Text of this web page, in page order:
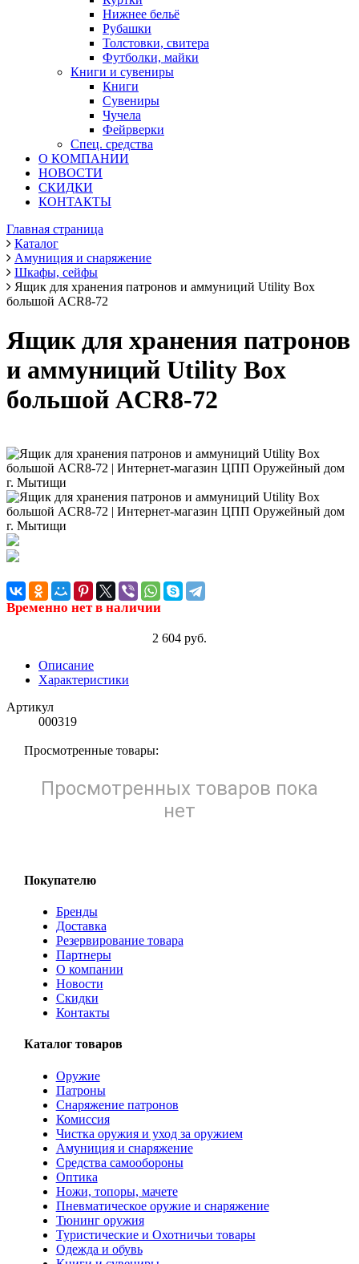
Нижнее бельё
Рубашки
Толстовки, свитера
Футболки, майки
Книги и сувениры
Книги
Сувениры
Чучела
Фейрверки
Спец. средства
О КОМПАНИИ
НОВОСТИ
СКИДКИ
КОНТАКТЫ
Главная страница
Каталог
Амуниция и снаряжение
Шкафы, сейфы
Ящик для хранения патронов и аммуниций Utility Box
большой ACR8-72
Ящик для хранения патронов
и аммуниций Utility Box
большой ACR8-72
Временно нет в наличии
2 604 руб.
Описание
Характеристики
Артикул
000319
Просмотренные товары:
Просмотренных товаров пока
нет
Покупателю
Бренды
Доставка
Резервирование товара
Партнеры
О компании
Новости
Скидки
Контакты
Каталог товаров
Оружие
Патроны
Снаряжение патронов
Комиссия
Чистка оружия и уход за оружием
Амуниция и снаряжение
Средства самообороны
Оптика
Ножи, топоры, мачете
Пневматическое оружие и снаряжение
Тюнинг оружия
Туристические и Охотничьи товары
Одежда и обувь